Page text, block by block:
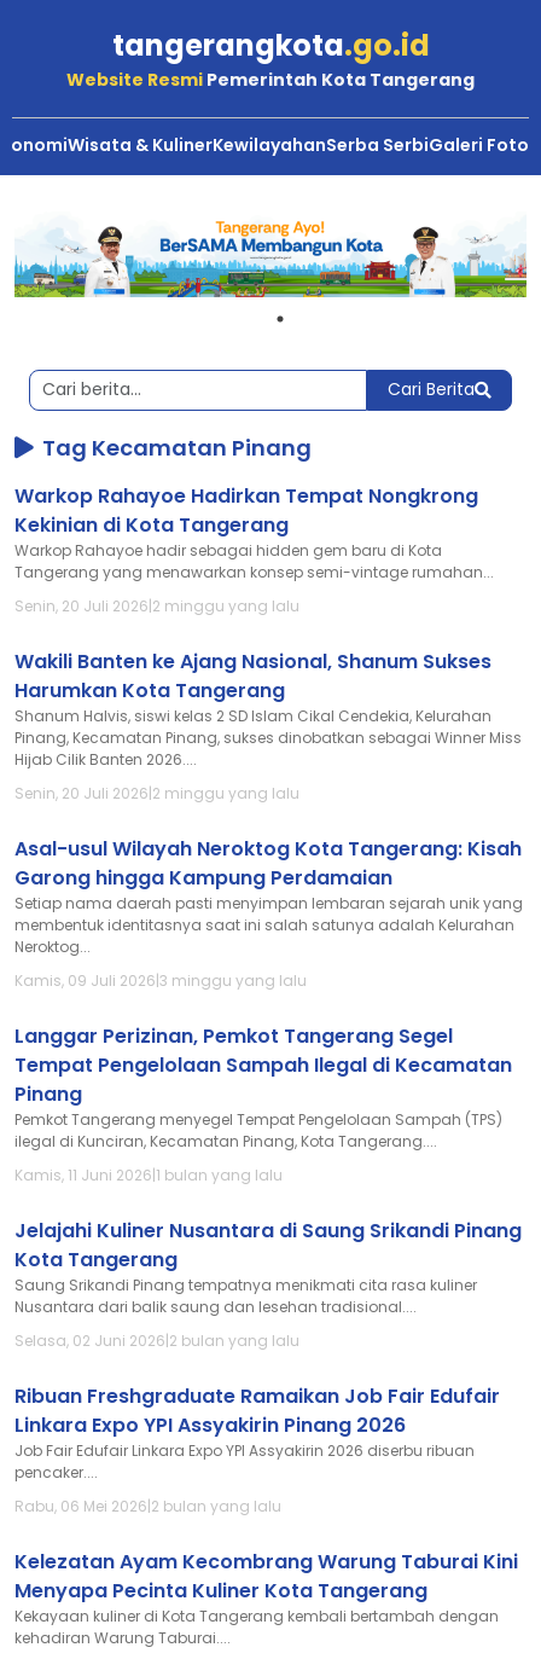
tangerangkota.go.id
Website Resmi Pemerintah Kota Tangerang
Wisata & KulinerKewilayahanSerba SerbiGaleri Foto
Kota
Tangerang
Cari Berita
Tag Kecamatan Pinang
Warkop Rahayoe Hadirkan Tempat Nongkrong
Kekinian di Kota Tangerang
Warkop Rahayoe hadir sebagai hidden gem baru di Kota
Tangerang yang menawarkan konsep semi-vintage rumahan...
Senin, 20 Juli 2026|2 minggu yang lalu
Wakili Banten ke Ajang Nasional, Shanum Sukses
Harumkan Kota Tangerang
Shanum Halvis, siswi kelas 2 SD Islam Cikal Cendekia, Kelurahan
Pinang, Kecamatan Pinang, sukses dinobatkan sebagai Winner Miss
Hijab Cilik Banten 2026....
Senin, 20 Juli 2026|2 minggu yang lalu
Asal-usul Wilayah Neroktog Kota Tangerang: Kisah
Garong hingga Kampung Perdamaian
Setiap nama daerah pasti menyimpan lembaran sejarah unik yang
membentuk identitasnya saat ini salah satunya adalah Kelurahan
Neroktog...
Kamis, 09 Juli 2026|3 minggu yang lalu
Langgar Perizinan, Pemkot Tangerang Segel
Tempat Pengelolaan Sampah Ilegal di Kecamatan
Pinang
Pemkot Tangerang menyegel Tempat Pengelolaan Sampah (TPS)
ilegal di Kunciran, Kecamatan Pinang, Kota Tangerang....
Kamis, 11 Juni 2026|1 bulan yang lalu
Jelajahi Kuliner Nusantara di Saung Srikandi Pinang
Kota Tangerang
Saung Srikandi Pinang tempatnya menikmati cita rasa kuliner
Nusantara dari balik saung dan lesehan tradisional....
Selasa, 02 Juni 2026|2 bulan yang lalu
Ribuan Freshgraduate Ramaikan Job Fair Edufair
Linkara Expo YPI Assyakirin Pinang 2026
Job Fair Edufair Linkara Expo YPI Assyakirin 2026 diserbu ribuan
pencaker....
Rabu, 06 Mei 2026|2 bulan yang lalu
Kelezatan Ayam Kecombrang Warung Taburai Kini
Menyapa Pecinta Kuliner Kota Tangerang
Kekayaan kuliner di Kota Tangerang kembali bertambah dengan
kehadiran Warung Taburai....